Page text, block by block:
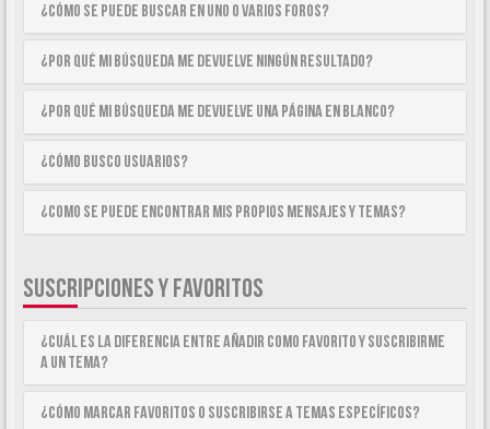
¿Cómo se puede buscar en uno o varios foros?
¿Por qué mi búsqueda me devuelve ningún resultado?
¿Por qué mi búsqueda me devuelve una página en blanco?
¿Cómo busco usuarios?
¿Como se puede encontrar mis propios mensajes y temas?
SUSCRIPCIONES Y FAVORITOS
¿Cuál es la diferencia entre añadir como Favorito y suscribirme
a un tema?
¿Cómo marcar Favoritos o suscribirse a temas específicos?